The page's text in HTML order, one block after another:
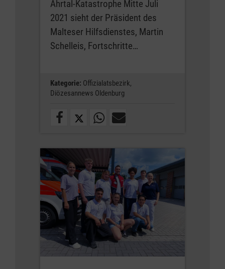
Ahrtal-Katastrophe Mitte Juli
2021 sieht der Präsident des
Malteser Hilfsdienstes, Martin
Schelleis, Fortschritte…
Kategorie: Offizialatsbezirk,
Diözesannews Oldenburg